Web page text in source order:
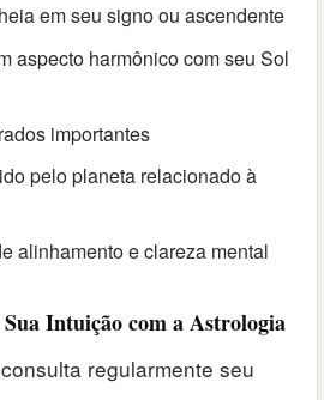
em seu signo ou ascendente
aspecto harmônico com seu Sol
importantes
pelo planeta relacionado à
alinhamento e clareza mental
Sua Intuição com a Astrologia
regularmente seu